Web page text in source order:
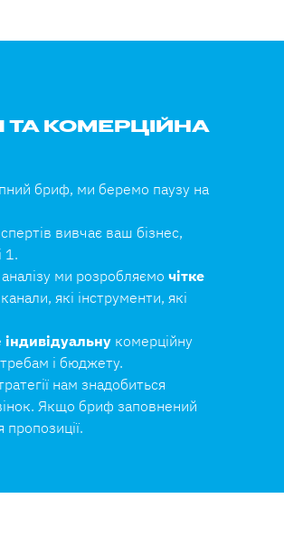
ТА КОМЕРЦІЙНА
бриф, ми беремо паузу на
вивчає ваш бізнес,
1.
ми розробляємо чітке
які інструменти, які
індивідуальну комерційну
і бюджету.
нам знадобиться
Якщо бриф заповнений